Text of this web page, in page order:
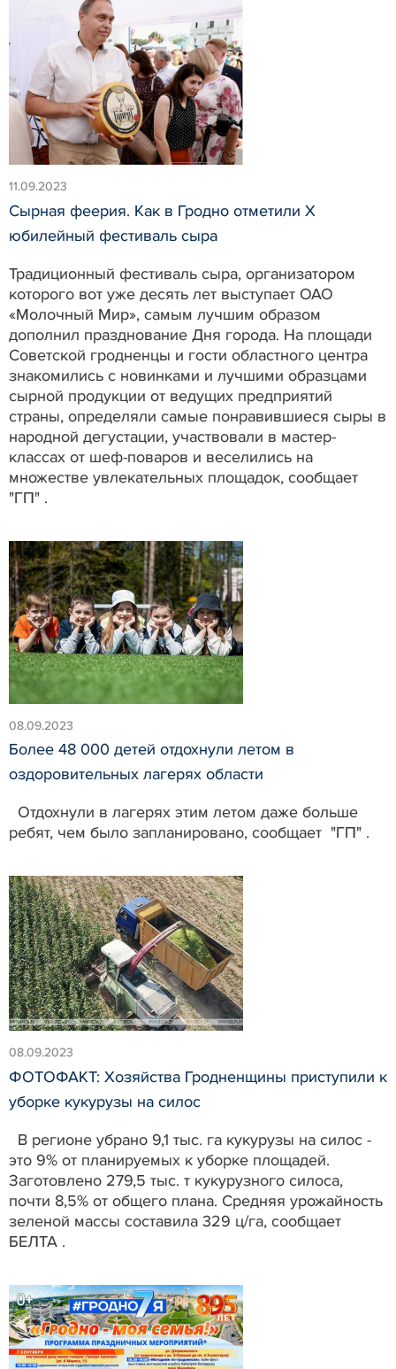
11.09.2023
Сырная феерия. Как в Гродно отметили Х
юбилейный фестиваль сыра
Традиционный фестиваль сыра, организатором
которого вот уже десять лет выступает ОАО
«Молочный Мир», самым лучшим образом
дополнил празднование Дня города. На площади
Советской гродненцы и гости областного центра
знакомились с новинками и лучшими образцами
сырной продукции от ведущих предприятий
страны, определяли самые понравившиеся сыры в
народной дегустации, участвовали в мастер-
классах от шеф-поваров и веселились на
множестве увлекательных площадок, сообщает
"ГП" .
08.09.2023
Более 48 000 детей отдохнули летом в
оздоровительных лагерях области
Отдохнули в лагерях этим летом даже больше
ребят, чем было запланировано, сообщает "ГП" .
08.09.2023
ФОТОФАКТ: Хозяйства Гродненщины приступили к
уборке кукурузы на силос
В регионе убрано 9,1 тыс. га кукурузы на силос -
это 9% от планируемых к уборке площадей.
Заготовлено 279,5 тыс. т кукурузного силоса,
почти 8,5% от общего плана. Средняя урожайность
зеленой массы составила 329 ц/га, сообщает
БЕЛТА .